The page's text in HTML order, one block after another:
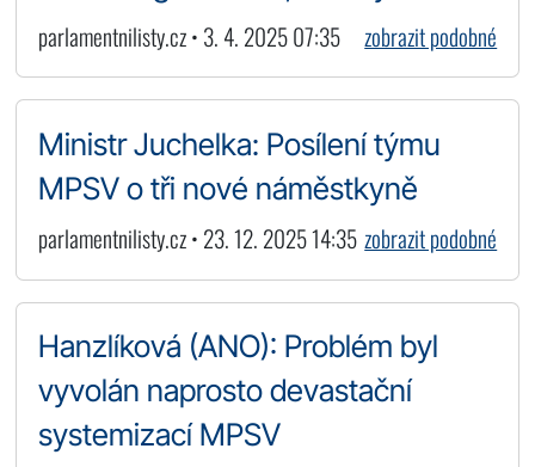
parlamentnilisty.cz • 3. 4. 2025 07:35 zobrazit podobné
Ministr Juchelka: Posílení týmu
MPSV o tři nové náměstkyně
parlamentnilisty.cz • 23. 12. 2025 14:35 zobrazit podobné
Hanzlíková (ANO): Problém byl
vyvolán naprosto devastační
systemizací MPSV